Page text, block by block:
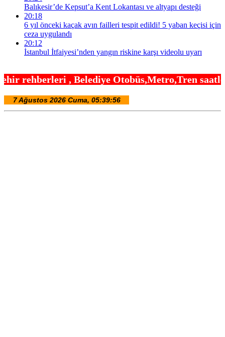
Balıkesir’de Kepsut’a Kent Lokantası ve altyapı desteği
20:18
6 yıl önceki kaçak avın failleri tespit edildi! 5 yaban keçisi için
ceza uygulandı
20:12
İstanbul İtfaiyesi’nden yangın riskine karşı videolu uyarı
, Belediye Otobüs,Metro,Tren saatleri